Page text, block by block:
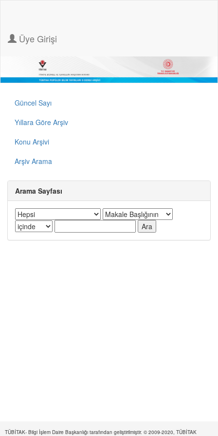
Üye Girişi
Güncel Sayı
Yıllara Göre Arşiv
Konu Arşivi
Arşiv Arama
Arama Sayfası
TÜBİTAK- Bilgi İşlem Daire Başkanlığı tarafından geliştirilmiştir. © 2009-2020, TÜBİTAK